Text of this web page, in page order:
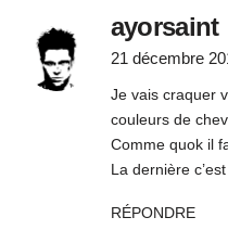
ayorsaint
21 décembre
Je vais craquer
couleurs de
Comme quok il
La dernière
RÉPONDRE